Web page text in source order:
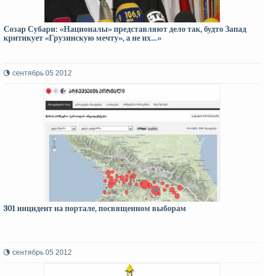
Созар Субари: «Националы» представляют дело так, будто Запад
критикует «Грузинскую мечту», а не их…»
сентябрь 05 2012
301 инцидент на портале, посвященном выборам
сентябрь 05 2012